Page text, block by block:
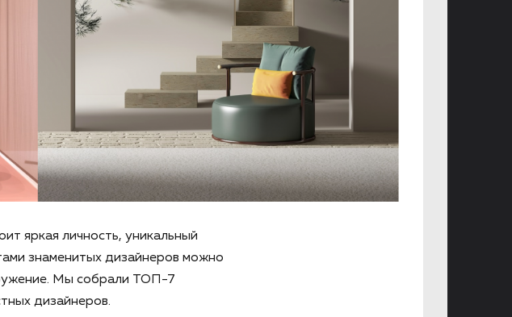
яркая личность, уникальный
знаменитых дизайнеров можно
Мы собрали ТОП-7
дизайнеров.